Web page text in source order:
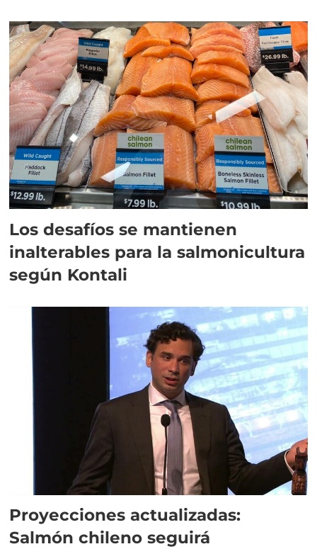
Los desafíos se mantienen
inalterables para la salmonicultura
según Kontali
Proyecciones actualizadas:
Salmón chileno seguirá